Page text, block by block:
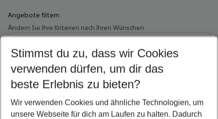
Angebote filtern
Ändern Sie Ihre Kriterien nach Ihren Wünschen
Beliebiger Abflughafen
Wähle deinen Reisezeitraum
5-8 Nächte
2 Erwachsene Keine Kinder
Stimmst du zu, dass wir Cookies
verwenden dürfen, um dir das
beste Erlebnis zu bieten?
Wir verwenden Cookies und ähnliche Technologien, um
unsere Webseite für dich am Laufen zu halten. Dadurch